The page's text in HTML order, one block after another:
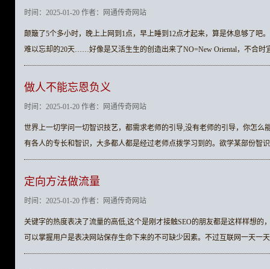
时间：2025-01-20 作者：网通传奇网站
颠簸了5个多小时，晚上上网到1点，早上睡到12点才起来，算是休息够了吧
难以忘却的20天……好像是又活生生的创造出来了NO=New Oriental，不合时
做人不能忘恩负义
时间：2025-01-20 作者：网通传奇网站
世界上一切学问一切智识技艺，都需求老师的引导,没有老师的引导，你怎么
有各人的专长和智识，大多都人都是经过老师点拨学习到的。欲学某部份智
定向方法做流量
时间：2025-01-20 作者：网通传奇网站
关键字的热度表决了流量的高低,这个是刚才接触SEO的朋友都是这样样想的
可以掌握用户是表决网站保存生命下来的不可缺少因素。不过互联网一天一